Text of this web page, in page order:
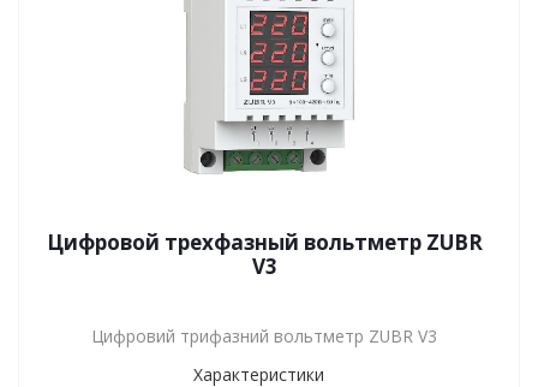
Цифровой трехфазный вольтметр ZUBR
V3
Цифровий трифазний вольтметр ZUBR V3
Характеристики